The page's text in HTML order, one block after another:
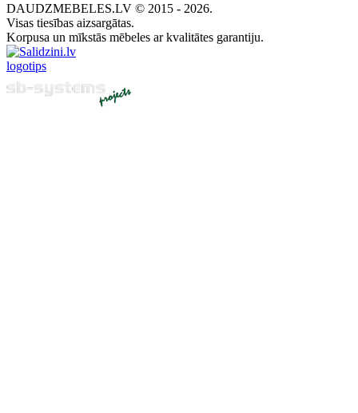
DAUDZMEBELES.LV © 2015 - 2026.
Visas tiesības aizsargātas.
Korpusa un mīkstās mēbeles ar kvalitātes garantiju.